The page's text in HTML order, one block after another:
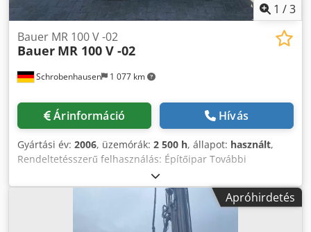
1 /3
Schrobenhausen 1 077 km
Bauer MR 100 V -02
Bauer MR 100 V -02
Árinformáció Hívás
Gyártási év: 2006, üzemórák: 2 500 h, állapot: használt,
Rendeltetésszerű felhasználás: Építőipar További
információért forduljon Mohamad Fattah Ahmadhoz.
Dksdsh Tyziopfx Af Aor MR 100 V vibrátor RTG
cölöpverőkhöz Beleértve az MRZ 105 tokmánytApróhirdetés